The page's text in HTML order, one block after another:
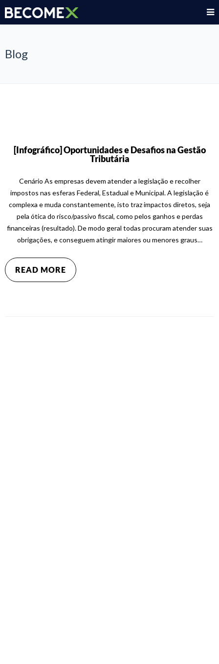
Blog
[Infográfico] Oportunidades e Desafios na Gestão
Tributária
Cenário As empresas devem atender a legislação e recolher
impostos nas esferas Federal, Estadual e Municipal. A legislação é
complexa e muda constantemente, isto traz impactos diretos, seja
pela ótica do risco/passivo fiscal, como pelos ganhos e perdas
financeiras (resultado). De modo geral todas procuram atender suas
obrigações, e conseguem atingir maiores ou menores graus…
READ MORE